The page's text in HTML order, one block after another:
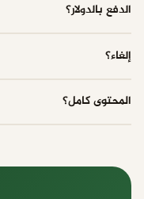
الدفع بالدولار؟
إلغاء؟
المحتوى كامل؟